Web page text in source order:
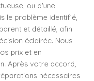
ou d'une
le problème identifié,
et détaillé, afin
éclairée. Nous
prix et en
Après votre accord,
nécessaires